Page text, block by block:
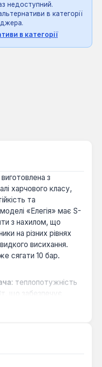
недоступний.
в категорії
в категорії
з
харчового класу,
та
«Елегія» має S-
з нахилом, що
на різних рівнях
висихання.
сягати 10 бар.
: теплопотужність
що забезпечує
санвузла та
ультразвуковим